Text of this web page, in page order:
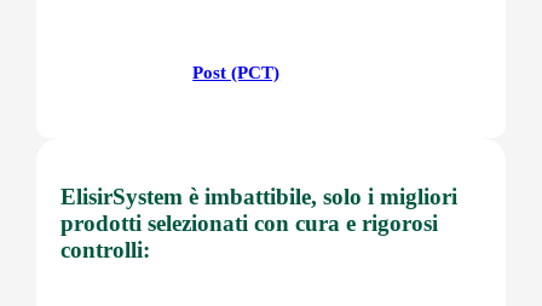
Post (PCT)
ElisirSystem è imbattibile, solo i migliori
prodotti selezionati con cura e rigorosi
controlli: